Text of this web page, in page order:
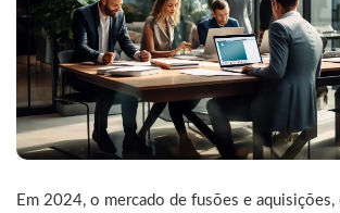
Em 2024, o mercado de fusões e aquisições,